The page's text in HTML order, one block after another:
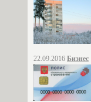
22.09.2016 Бизнес